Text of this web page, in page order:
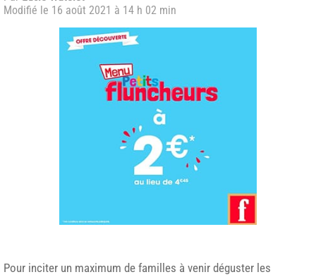
Modifié le 16 août 2021 à 14 h 02 min
Pour inciter un maximum de familles à venir déguster les